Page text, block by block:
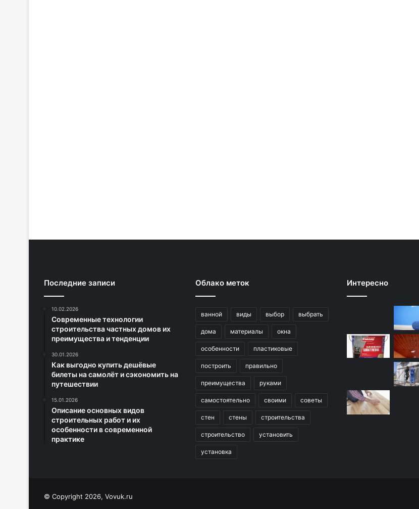
Последние записи
10.02.2026
Современные технологии
строительства частных домов их
преимущества и тенденции
30.01.2026
Как выгодно купить дешёвые
билеты на самолёт и сэкономить на
путешествии
15.01.2026
Описание основных видов
строительных работ и их
особенности в современной
практике
Облако меток
ванной виды выбор выбрать
дома материалы окна
особенности пластиковые
построить правильно
преимущества руками
самостоятельно своими советы
стен стены строительства
строительство установить
установка
Интересно
© Copyright 2026, Vovuk.ru